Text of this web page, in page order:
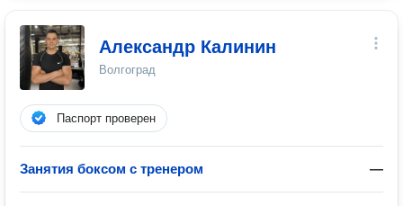
Александр Калинин
Волгоград
Паспорт проверен
Занятия боксом с тренером —